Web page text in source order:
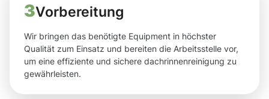
3Vorbereitung
Wir bringen das benötigte Equipment in höchster
Qualität zum Einsatz und bereiten die Arbeitsstelle vor,
um eine effiziente und sichere dachrinnenreinigung zu
gewährleisten.